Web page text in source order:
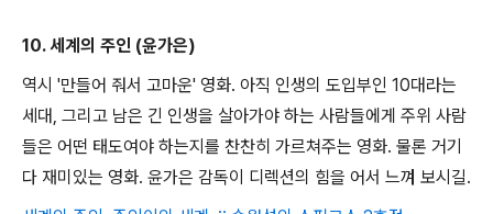
10. 세계의 주인 (윤가은)
역시 '만들어 줘서 고마운' 영화. 아직 인생의 도입부인 10대라는
세대, 그리고 남은 긴 인생을 살아가야 하는 사람들에게 주위 사람
들은 어떤 태도여야 하는지를 찬찬히 가르쳐주는 영화. 물론 거기
다 재미있는 영화. 윤가은 감독이 디렉션의 힘을 어서 느껴 보시길.